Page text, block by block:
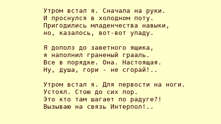
Утром встал я. Сначала на руки.
И проснулся в холодном поту.
Пригодились младенчества навыки,
но, казалось, вот-вот упаду.
Я дополз до заветного ящика,
я наполнил граненый грааль.
Все в порядке. Она. Настоящая.
Ну, душа, гори - не сгорай!..
Утром встал я. Для первости на ноги.
Устоял. Стою до сих пор.
Это кто там шагает по радуге?!
Вызываю на связь Интерпол!..